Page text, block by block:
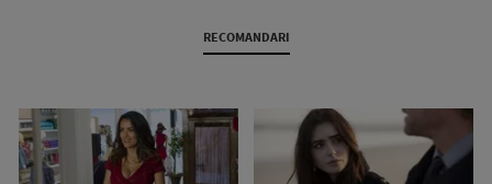
RECOMANDARI